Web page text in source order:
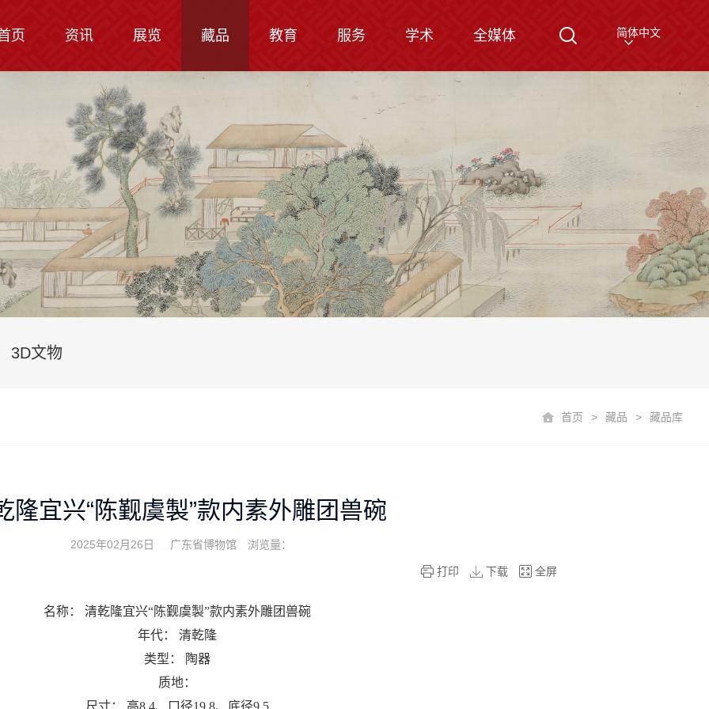
页 资讯 展览 藏品 教育 服务 学术 全媒体 简体中文
3D文物
首页 > 藏品 > 藏品库
隆宜兴“陈觐虞製”款内素外雕团兽碗
2025年02月26日 广东省博物馆 浏览量：
打印 下载 全屏
名称： 清乾隆宜兴“陈觐虞製”款内素外雕团兽碗
年代： 清乾隆
类型：
陶器
质地：
尺寸： 高8.4、口径19.8、底径9.5